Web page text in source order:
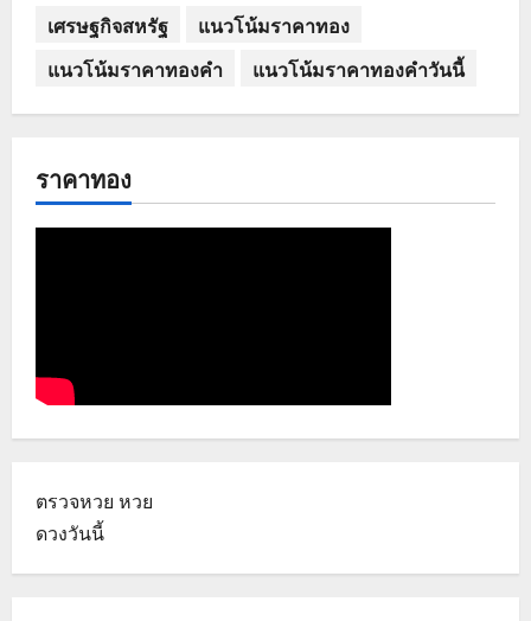
เศรษฐกิจสหรัฐ
แนวโน้มราคาทอง
แนวโน้มราคาทองคำ
แนวโน้มราคาทองคำวันนี้
ราคาทอง
ตรวจหวย หวย
ดวงวันนี้